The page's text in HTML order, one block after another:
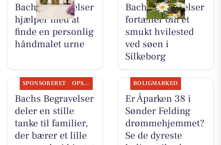
Bachs Begravelser
hjælper med at
finde en personlig
håndmalet urne
Bachs Begravelser
fortæller om et
smukt hvilested
ved søen i
Silkeborg
SPONSORERET OPSLAGSTAVLEN
Bachs Begravelser
deler en stille
tanke til familier,
der bærer et lille
BOLIGMARKED
Er Åparken 38 i
Sønder Felding
drømmehjemmet?
Se de dyreste